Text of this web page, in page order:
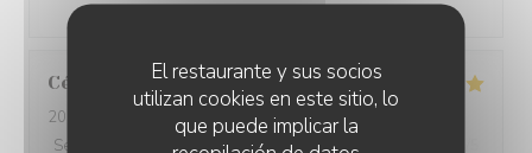
El restaurante y sus socios
utilizan cookies en este sitio, lo
que puede implicar la
Céline
2026-08-08
- 19:30 - Invitados 6
Servicio
Ambiente: 4/5 Menú: 4/5 Calidad / Precio